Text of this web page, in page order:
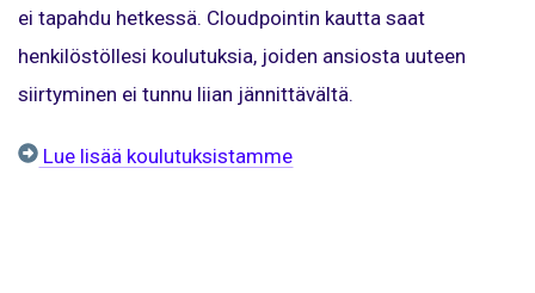
ei tapahdu hetkessä. Cloudpointin kautta saat
henkilöstöllesi koulutuksia, joiden ansiosta uuteen
siirtyminen ei tunnu liian jännittävältä.
Lue lisää koulutuksistamme